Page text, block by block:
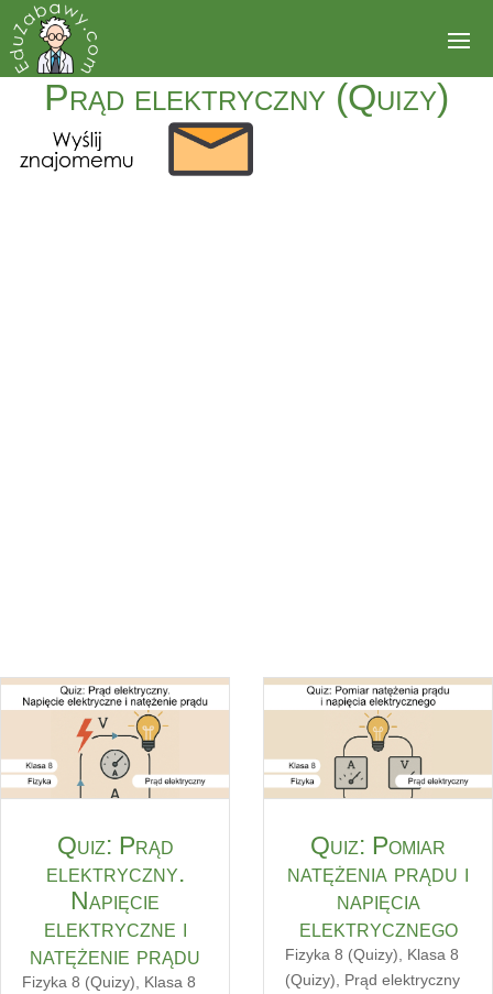
Prąd elektryczny (Quizy)
Quiz: Prąd
elektryczny.
Napięcie
elektryczne i
natężenie prądu
Fizyka 8 (Quizy)
Klasa 8
Quiz: Pomiar
natężenia prądu i
napięcia
elektrycznego
Fizyka 8 (Quizy)
Klasa 8
(Quizy)
Prąd elektryczny